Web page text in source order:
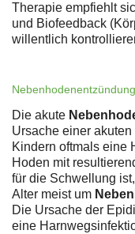
Therapie empfiehlt
und Biofeedback
willentlich
Die akute
Ursache einer
Kindern oftmals eine
Hoden mit
für die Schwellung
Alter meist um
Die Ursache der
eine